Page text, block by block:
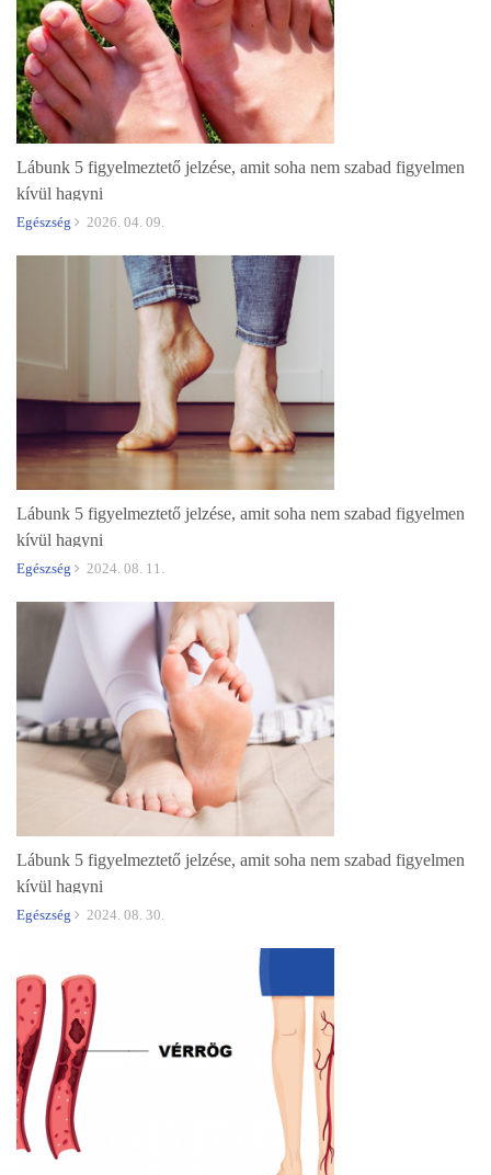
Lábunk 5 figyelmeztető jelzése, amit soha nem szabad figyelmen
kívül hagyni
Egészség 2026. 04. 09.
Lábunk 5 figyelmeztető jelzése, amit soha nem szabad figyelmen
kívül hagyni
Egészség 2024. 08. 11.
Lábunk 5 figyelmeztető jelzése, amit soha nem szabad figyelmen
kívül hagyni
Egészség 2024. 08. 30.